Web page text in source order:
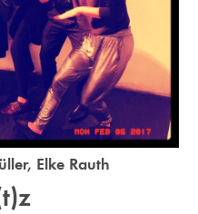
, Elke Rauth